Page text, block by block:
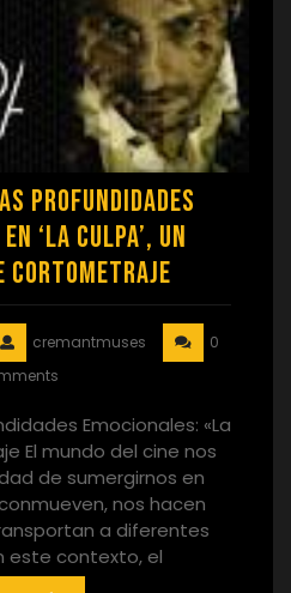
Profundidades
‘La Culpa’, un
Cortometraje
cremantmuses
0
Emocionales: «La
El mundo del cine nos
de sumergirnos en
nos hacen
a diferentes
este contexto, el